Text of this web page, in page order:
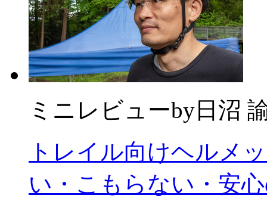
ミニレビューby 日沼
トレイル向けヘルメ
い・こもらない・安